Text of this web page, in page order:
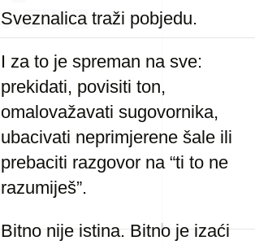
Sveznalica traži pobjedu.
I za to je spreman na sve:
prekidati, povisiti ton,
omalovažavati sugovornika,
ubacivati neprimjerene šale ili
prebaciti razgovor na “ti to ne
razumiješ”.
Bitno nije istina. Bitno je izaći